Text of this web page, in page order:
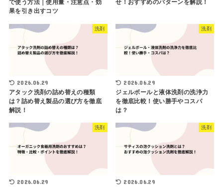
で使う方法｜使用量・注意点・効
果を引き出すコツ
せ！おすすめのパターンを解説！
洗剤
2026.06.29
アタック洗剤の詰め替えの種類
は？詰め替え製品の選び方を徹底
解説！
洗剤
2026.06.29
ジェルボールと液体洗剤の洗浄力
を徹底比較！使い勝手やコスパ
は？
洗剤
2026.06.29
洗剤
2026.06.29